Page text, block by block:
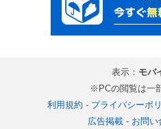
表示： モバ
※PCの閲覧は一
利用規約 - プライバシーポ
広告掲載- お問い